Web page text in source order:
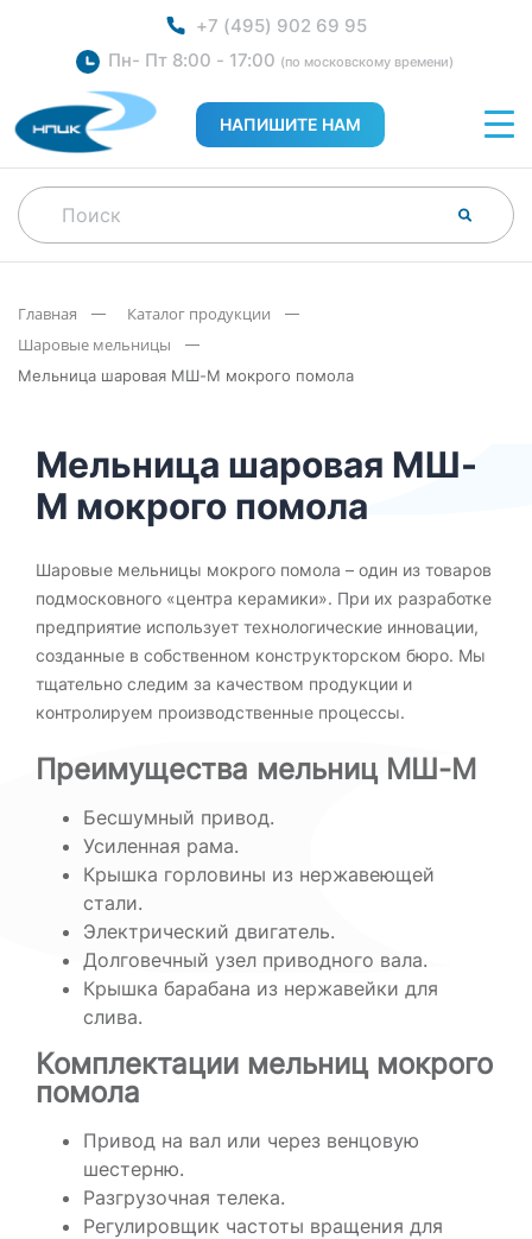
+7 (495) 902 69 95
Пн- Пт 8:00 - 17:00 (по московскому времени)
НАПИШИТЕ НАМ
Главная
Каталог продукции
Шаровые мельницы
Мельница шаровая МШ-М мокрого помола
Мельница шаровая МШ-
М мокрого помола
Шаровые мельницы мокрого помола – один из товаров
подмосковного «центра керамики». При их разработке
предприятие использует технологические инновации,
созданные в собственном конструкторском бюро. Мы
тщательно следим за качеством продукции и
контролируем производственные процессы.
Преимущества мельниц МШ-М
Бесшумный привод.
Усиленная рама.
Крышка горловины из нержавеющей
стали.
Электрический двигатель.
Долговечный узел приводного вала.
Крышка барабана из нержавейки для
слива.
Комплектации мельниц мокрого
помола
Привод на вал или через венцовую
шестерню.
Разгрузочная телека.
Регулировщик частоты вращения для